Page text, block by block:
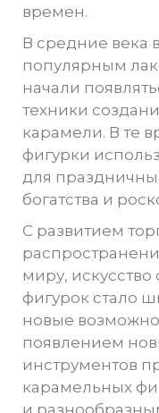
времен.
В средние века
популярным
начали
техники
карамели. В те
фигурки
для
богатства и
С развитием
миру,
фигурок стало
новые
появлением
инструментов
карамельных